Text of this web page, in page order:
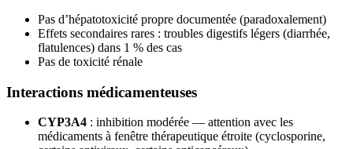
Pas d’hépatotoxicité propre documentée (paradoxalement)
Effets secondaires rares : troubles digestifs légers (diarrhée,
flatulences) dans 1 % des cas
Pas de toxicité rénale
Interactions médicamenteuses
CYP3A4 : inhibition modérée — attention avec les
médicaments à fenêtre thérapeutique étroite (cyclosporine,